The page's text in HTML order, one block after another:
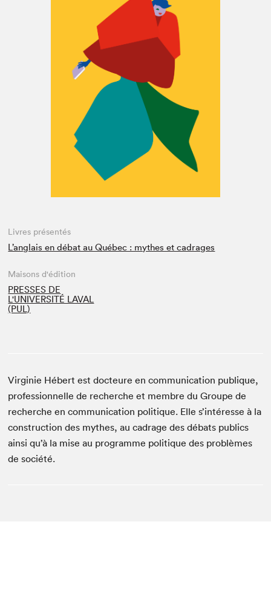
Espace enseignant·e·s
Livres présentés
L’anglais en débat au Québec : mythes et cadrages
Maisons d'édition
PRESSES DE
L'UNIVERSITÉ LAVAL
(PUL)
Virginie Hébert est docteure en communication publique,
professionnelle de recherche et membre du Groupe de
recherche en communication politique. Elle s’intéresse à la
construction des mythes, au cadrage des débats publics
ainsi qu’à la mise au programme politique des problèmes
de société.